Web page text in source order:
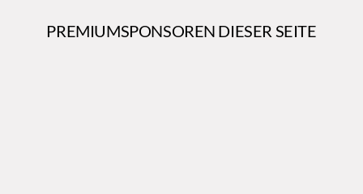
PREMIUMSPONSOREN DIESER SEITE